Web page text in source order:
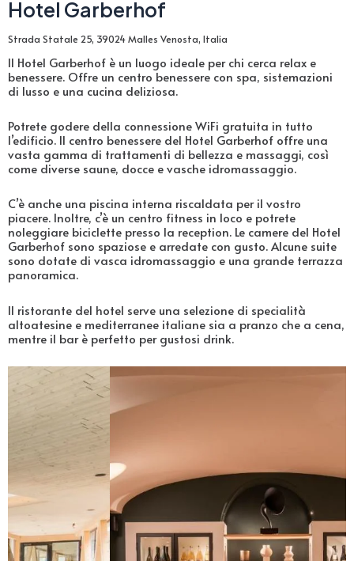
Hotel Garberhof
Strada Statale 25, 39024 Malles Venosta, Italia
Il Hotel Garberhof è un luogo ideale per chi cerca relax e
benessere. Offre un centro benessere con spa, sistemazioni
di lusso e una cucina deliziosa.
Potrete godere della connessione WiFi gratuita in tutto
l’edificio. Il centro benessere del Hotel Garberhof offre una
vasta gamma di trattamenti di bellezza e massaggi, così
come diverse saune, docce e vasche idromassaggio.
C’è anche una piscina interna riscaldata per il vostro
piacere. Inoltre, c’è un centro fitness in loco e potrete
noleggiare biciclette presso la reception. Le camere del Hotel
Garberhof sono spaziose e arredate con gusto. Alcune suite
sono dotate di vasca idromassaggio e una grande terrazza
panoramica.
Il ristorante del hotel serve una selezione di specialità
altoatesine e mediterranee italiane sia a pranzo che a cena,
mentre il bar è perfetto per gustosi drink.